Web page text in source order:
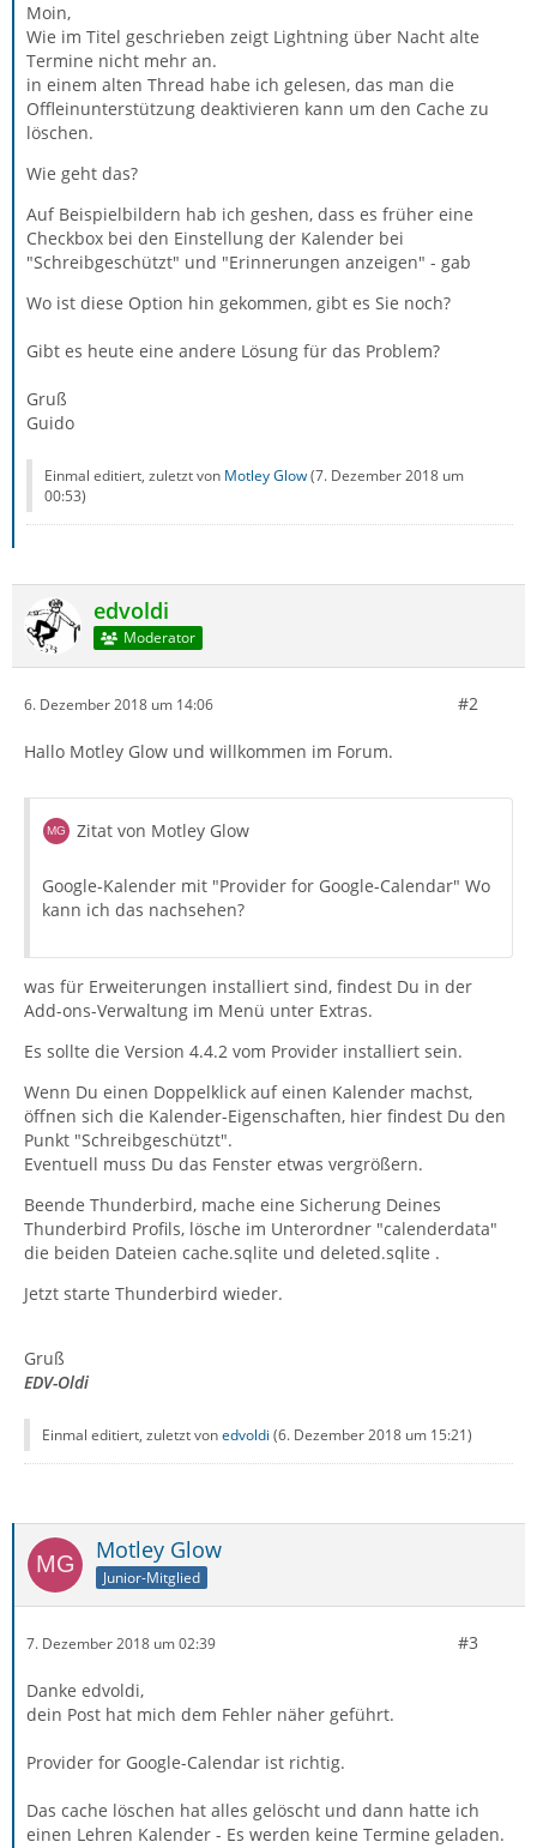
Moin,
Wie im Titel geschrieben zeigt Lightning über Nacht alte
Termine nicht mehr an.
in einem alten Thread habe ich gelesen, das man die
Offleinunterstützung deaktivieren kann um den Cache zu
löschen.
Wie geht das?
Auf Beispielbildern hab ich geshen, dass es früher eine
Checkbox bei den Einstellung der Kalender bei
"Schreibgeschützt" und "Erinnerungen anzeigen" - gab
Wo ist diese Option hin gekommen, gibt es Sie noch?
Gibt es heute eine andere Lösung für das Problem?
Gruß
Guido
Einmal editiert, zuletzt von Motley Glow(7. Dezember 2018 um
00:53)
edvoldi
Moderator
6. Dezember 2018 um 14:06 #2
Hallo Motley Glow und willkommen im Forum.
Zitat von Motley Glow
Google-Kalender mit "Provider for Google-Calendar" Wo
kann ich das nachsehen?
was für Erweiterungen installiert sind, findest Du in der
Add-ons-Verwaltung im Menü unter Extras.
Es sollte die Version 4.4.2 vom Provider installiert sein.
Wenn Du einen Doppelklick auf einen Kalender machst,
öffnen sich die Kalender-Eigenschaften, hier findest Du den
Punkt "Schreibgeschützt".
Eventuell muss Du das Fenster etwas vergrößern.
Beende Thunderbird, mache eine Sicherung Deines
Thunderbird Profils, lösche im Unterordner "calenderdata"
die beiden Dateien cache.sqlite und deleted.sqlite .
Jetzt starte Thunderbird wieder.
Gruß
EDV-Oldi
Einmal editiert, zuletzt vonedvoldi (6. Dezember 2018 um 15:21)
Motley Glow
Junior-Mitglied
7. Dezember 2018 um 02:39 #3
Danke edvoldi,
dein Post hat mich dem Fehler näher geführt.
Provider for Google-Calendar ist richtig.
Das cache löschen hat alles gelöscht und dann hatte ich
einen Lehren Kalender - Es werden keine Termine geladen.